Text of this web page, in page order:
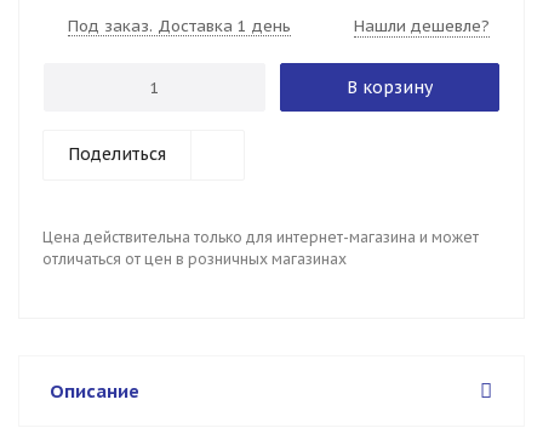
Под заказ. Доставка 1 день Нашли дешевле?
В корзину
Поделиться
Цена действительна только для интернет-магазина и может
отличаться от цен в розничных магазинах
Описание